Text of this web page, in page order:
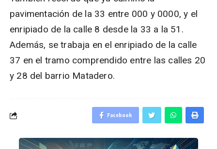
pavimentación de la 33 entre 000 y 0000, y el
enripiado de la calle 8 desde la 33 a la 51.
Además, se trabaja en el enripiado de la calle
37 en el tramo comprendido entre las calles 20
y 28 del barrio Matadero.
Facebook